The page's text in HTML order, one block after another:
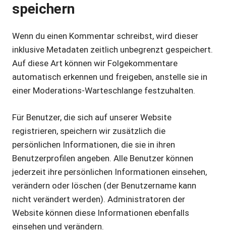
speichern
Wenn du einen Kommentar schreibst, wird dieser
inklusive Metadaten zeitlich unbegrenzt gespeichert.
Auf diese Art können wir Folgekommentare
automatisch erkennen und freigeben, anstelle sie in
einer Moderations-Warteschlange festzuhalten.
Für Benutzer, die sich auf unserer Website
registrieren, speichern wir zusätzlich die
persönlichen Informationen, die sie in ihren
Benutzerprofilen angeben. Alle Benutzer können
jederzeit ihre persönlichen Informationen einsehen,
verändern oder löschen (der Benutzername kann
nicht verändert werden). Administratoren der
Website können diese Informationen ebenfalls
einsehen und verändern.